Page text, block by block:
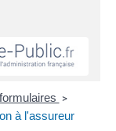
>
à l'assureur